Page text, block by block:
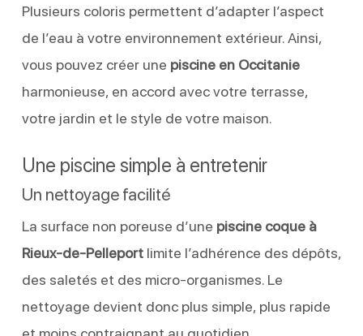
Plusieurs coloris permettent d’adapter l’aspect
de l’eau à votre environnement extérieur. Ainsi,
vous pouvez créer une piscine en Occitanie
harmonieuse, en accord avec votre terrasse,
votre jardin et le style de votre maison.
Une piscine simple à entretenir
Un nettoyage facilité
La surface non poreuse d’une piscine coque à
Rieux-de-Pelleportlimite l’adhérence des dépôts,
des saletés et des micro-organismes. Le
nettoyage devient donc plus simple, plus rapide